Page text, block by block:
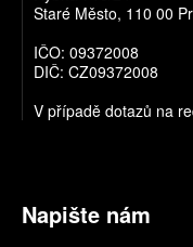
Staré Město, 110 00
IČO: 09372008
DIČ: CZ09372008
V případě dotazů na
Napište nám